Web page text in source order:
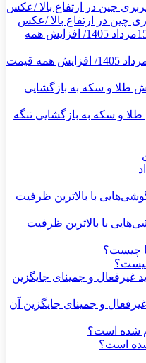
چین در ارتفاع بالا /عکس
قیمت طلا و سکه امروز پنجشنبه 15مرداد 1405/ افزایش همه قیمت
و سکه به بازگشایی تنگه
گوشی‌هایی با بالاترین ظرفیت
چیست؟
و جمینای جایگزین آن
شده است؟